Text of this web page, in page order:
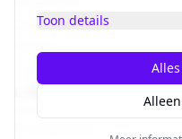
Toon details
Duitsland